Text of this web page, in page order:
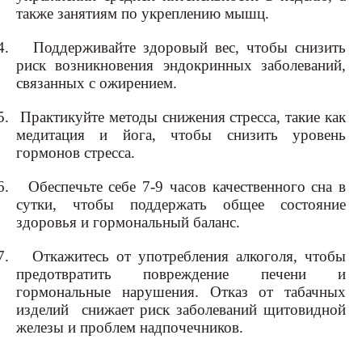
также занятиям по укреплению мышц.
Поддерживайте здоровый вес, чтобы снизить
риск возникновения эндокринных заболеваний,
связанных с ожирением.
Практикуйте методы снижения стресса, такие как
медитация и йога, чтобы снизить уровень
гормонов стресса.
Обеспечьте себе 7-9 часов качественного сна в
сутки, чтобы поддержать общее состояние
здоровья и гормональный баланс.
Откажитесь от употребления алкоголя, чтобы
предотвратить повреждение печени и
гормональные нарушения. Отказ от табачных
изделий снижает риск заболеваний щитовидной
железы и проблем надпочечников.